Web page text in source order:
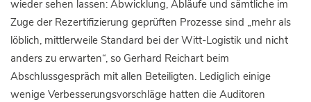
wieder sehen lassen: Abwicklung, Abläufe und sämtliche im
Zuge der Rezertifizierung geprüften Prozesse sind „mehr als
löblich, mittlerweile Standard bei der Witt-Logistik und nicht
anders zu erwarten“, so Gerhard Reichart beim
Abschlussgespräch mit allen Beteiligten. Lediglich einige
wenige Verbesserungsvorschläge hatten die Auditoren